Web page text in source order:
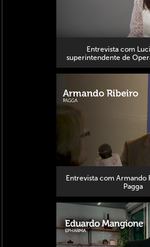
Entrevista com
superintendente de
Entrevista com Armando
Pagga